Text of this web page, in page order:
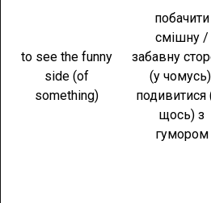
to see the funny
side (of
something)
побачити
смішну /
забавну
(у
подивитися
щось) з
гумором